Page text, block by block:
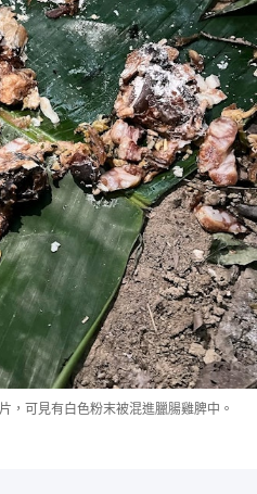
，可見有白色粉末被混進臘腸雞脾中。